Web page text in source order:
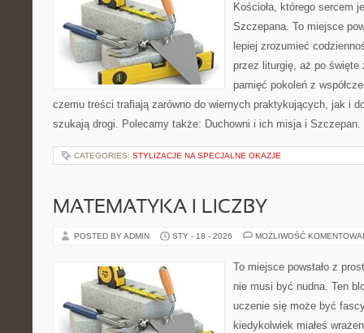
Kościoła, którego sercem
Szczepana. To miejsce
lepiej zrozumieć
przez liturgię, aż po święte
pamięć pokoleń z
czemu treści trafiają zarówno do wiernych praktykujących, jak i
szukają drogi. Polecamy także: Duchowni i ich misja i
CATEGORIES: STYLIZACJE NA SPECJALNE OKAZJE
MATEMATYKA I LICZBY
POSTED BY ADMIN STY - 18 - 2026 MOŻLIWOŚĆ
To miejsce powstało z
nie musi być nudna. Ten
uczenie się może być
kiedykolwiek miałeś